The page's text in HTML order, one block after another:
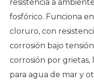
resistencia a
fosfórico. Funciona
cloruro, con
corrosión bajo
corrosión por
para agua de mar y